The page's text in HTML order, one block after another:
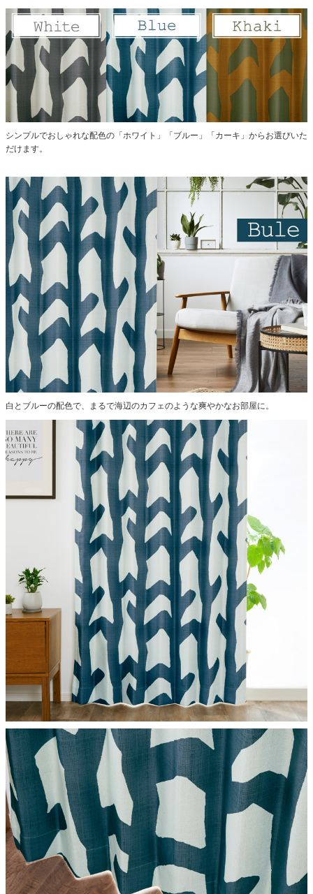
シンプルでおしゃれな配色の「ホワイト」「ブルー」「カーキ」からお選びいた
だけます。
白とブルーの配色で、まるで海辺のカフェのような爽やかなお部屋に。